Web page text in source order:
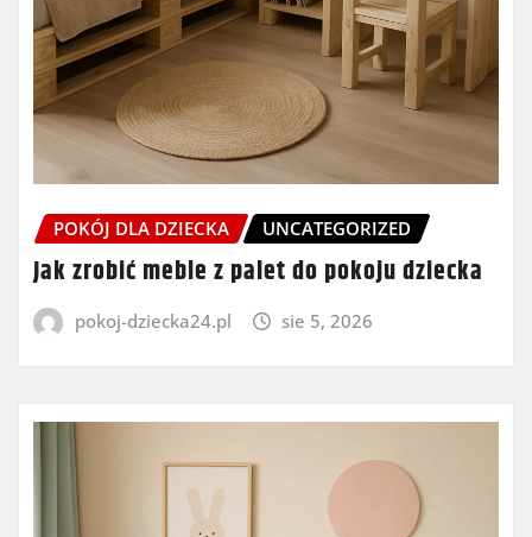
POKÓJ DLA DZIECKA UNCATEGORIZED
Jak zrobić meble z palet do pokoju dziecka
pokoj-dziecka24.pl sie 5, 2026